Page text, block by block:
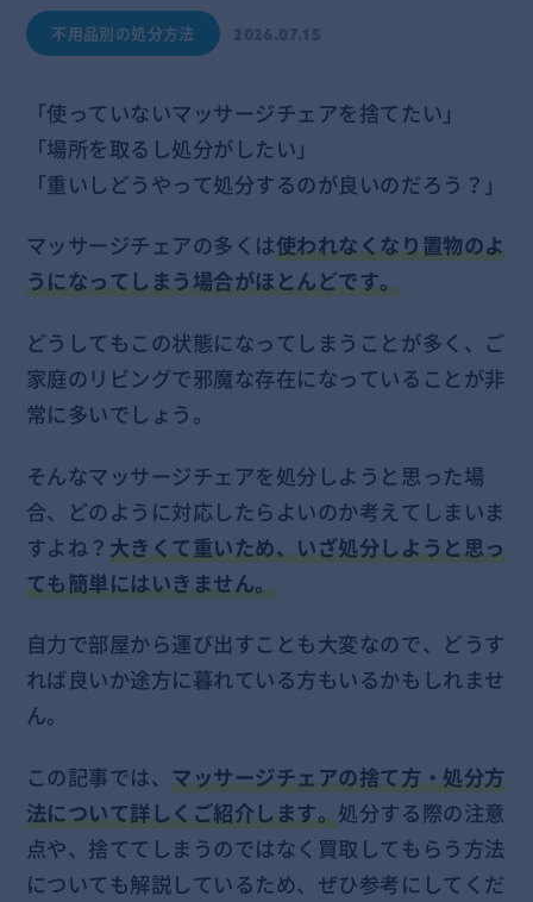
不用品別の処分方法
「使っていないマッサージチェアを捨てたい」
「場所を取るし処分がしたい」
「重いしどうやって処分するのが良いのだろう？」
マッサージチェアの多くは使われなくなり置物のよ
うになってしまう場合がほとんどです。
どうしてもこの状態になってしまうことが多く、ご
家庭のリビングで邪魔な存在になっていることが非
常に多いでしょう。
そんなマッサージチェアを処分しようと思った場
合、どのように対応したらよいのか考えてしまいま
すよね？大きくて重いため、いざ処分しようと思っ
ても簡単にはいきません。
自力で部屋から運び出すことも大変なので、どうす
れば良いか途方に暮れている方もいるかもしれませ
ん。
この記事では、マッサージチェアの捨て方・処分方
法について詳しくご紹介します。処分する際の注意
点や、捨ててしまうのではなく買取してもらう方法
についても解説しているため、ぜひ参考にしてくだ